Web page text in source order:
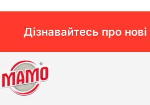
Дізнавайтесь про